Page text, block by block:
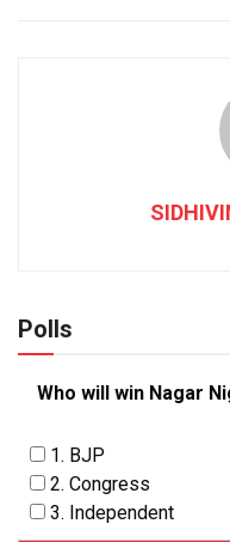
Polls
Who will win Nagar
1. BJP
2. Congress
3. Independent